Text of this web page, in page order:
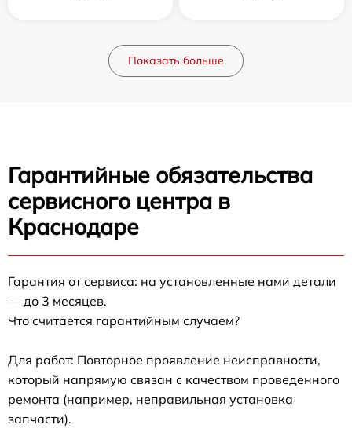
Показать больше
Гарантийные обязательства
сервисного центра в
Краснодаре
Гарантия от сервиса: на установленные нами детали
— до 3 месяцев.
Что считается гарантийным случаем?
Для работ: Повторное проявление неисправности,
который напрямую связан с качеством проведенного
ремонта (например, неправильная установка
запчасти).